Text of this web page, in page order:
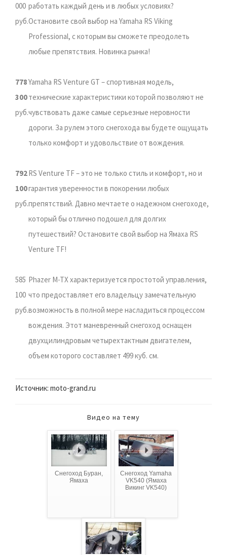
000
руб.
работать каждый день и в любых условиях?
Остановите свой выбор на Yamaha RS Viking
Professional, с которым вы сможете преодолеть
любые препятствия. Новинка рынка!
778
300
руб.
Yamaha RS Venture GT – спортивная модель,
технические характеристики которой позволяют не
чувствовать даже самые серьезные неровности
дороги. За рулем этого снегохода вы будете ощущать
только комфорт и удовольствие от вождения.
792
100
руб.
RS Venture TF – это не только стиль и комфорт, но и
гарантия уверенности в покорении любых
препятствий. Давно мечтаете о надежном снегоходе,
который бы отлично подошел для долгих
путешествий? Остановите свой выбор на Ямаха RS
Venture TF!
585
100
руб.
Phazer M-TX характеризуется простотой управления,
что предоставляет его владельцу замечательную
возможность в полной мере насладиться процессом
вождения. Этот маневренный снегоход оснащен
двухцилиндровым четырехтактным двигателем,
объем которого составляет 499 куб. см.
Источник: moto-grand.ru
Видео на тему
Снегоход Буран,
Ямаха
Снегоход Yamaha
VK540 (Ямаха
Викинг VK540)